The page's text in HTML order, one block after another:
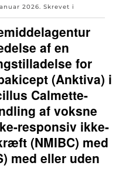
2026. Skrevet i
af en
for
(Anktiva) i
Calmette-
af voksne
responsiv ikke-
(NMIBC) med
med eller uden